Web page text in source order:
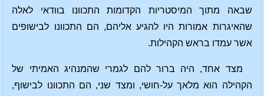
שבאה מתוך המיסטריות הקדומות התכוונו בוודאי לאלה
שהאיגרות אמורות היו להגיע אליהם, הם התכוונו לבישופים
אשר עמדו בראש הקהילות.
מצד אחד, היה ברור להם לגמרי שהמנהיג האמיתי של
הקהילה הוא מלאך על-חושי, ומצד שני, הם התכוונו לבישוף,